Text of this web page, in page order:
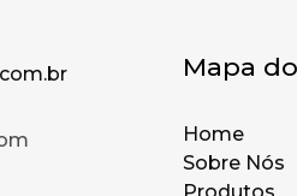
Mapa
Home
Sobre Nós